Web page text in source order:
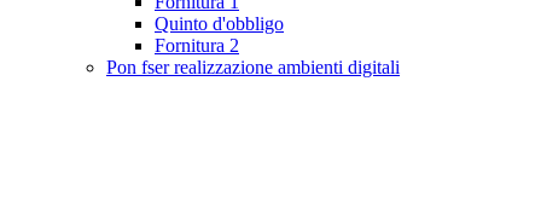
Quinto d'obbligo
Fornitura 2
Pon fser realizzazione ambienti digitali